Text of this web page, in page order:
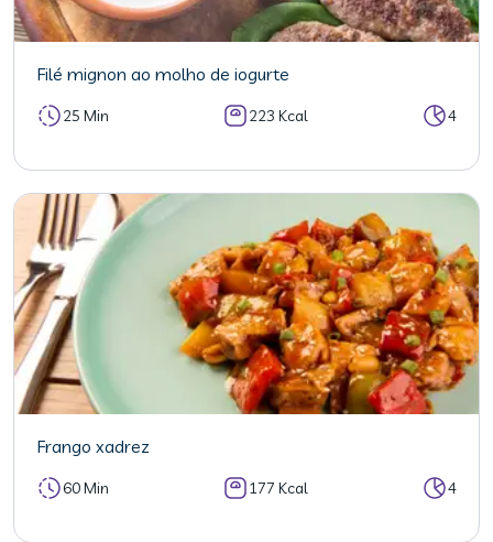
Filé mignon ao molho de iogurte
25 Min 223 Kcal 4
Frango xadrez
60 Min 177 Kcal 4